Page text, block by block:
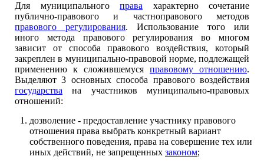
Для муниципального права характерно сочетание
публично-правового и частноправового методов
правового регулирования. Использование того или
иного метода правового регулирования во многом
зависит от способа правового воздействия, который
закреплен в муниципально-правовой норме, подлежащей
применению к сложившемуся правовому отношению.
Выделяют 3 основных способа правового воздействия
государства на участников муниципально-правовых
отношений:
дозволение - предоставление участнику правового
отношения права выбрать конкретный вариант
собственного поведения, права на совершение тех или
иных действий, не запрещенных законом;